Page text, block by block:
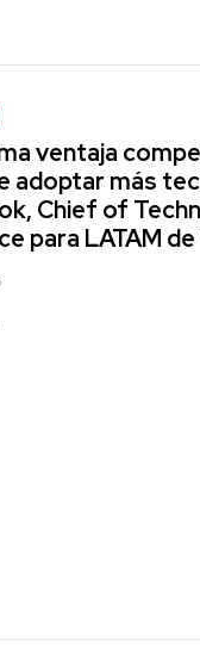
ventaja
adoptar más
Chief of
para LATAM